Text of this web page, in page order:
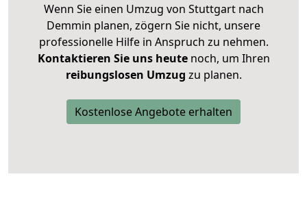
Wenn Sie einen Umzug von Stuttgart nach
Demmin planen, zögern Sie nicht, unsere
professionelle Hilfe in Anspruch zu nehmen.
Kontaktieren Sie uns heutenoch, um Ihren
reibungslosen Umzug zu planen.
Kostenlose Angebote erhalten